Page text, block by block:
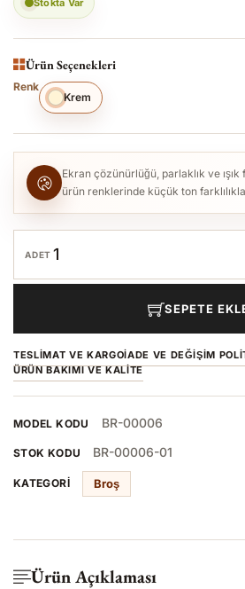
Stokta Var
Ürün Seçenekleri
Renk
Krem
Ekran çözünürlüğü, parlaklık ve ışık
ürün renklerinde küçük ton
ADET
SEPETE
TESLIMAT VE KARGOİADE VE DEĞIŞIM
ÜRÜN BAKIMI VE KALITE
MODEL KODU BR-00006
STOK KODU BR-00006-01
KATEGORI Broş
Ürün Açıklaması